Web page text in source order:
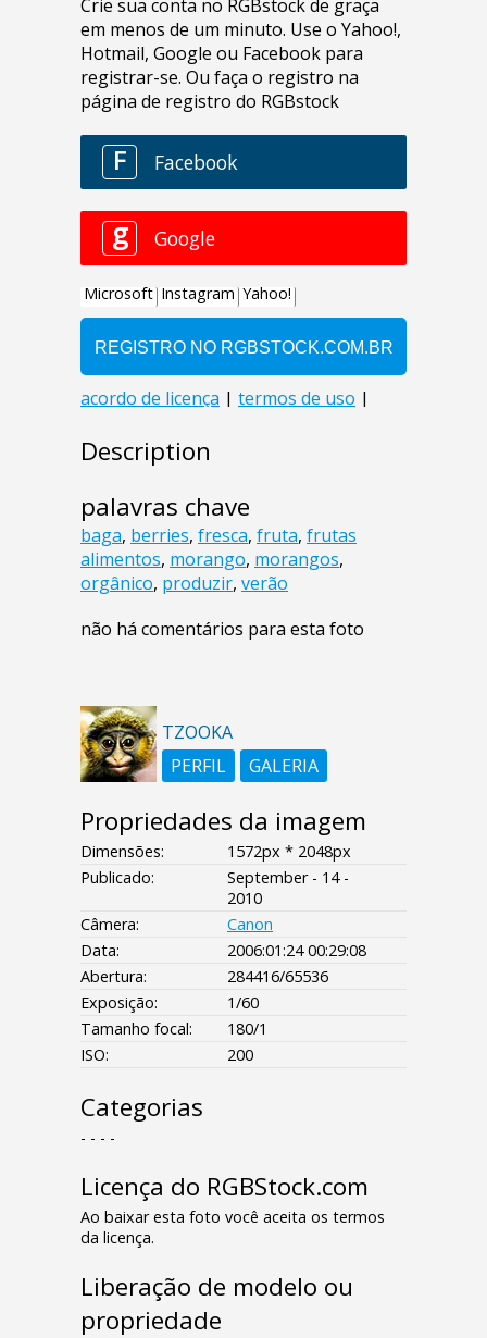
Description
palavras chave
baga, berries, fresca, fruta, frutas
alimentos, morango, morangos,
orgânico, produzir, verão
não há comentários para esta foto
TZOOKA
PERFIL
GALERIA
Propriedades da imagem
Dimensões:
1572px * 2048px
Publicado:
September - 14 -
2010
Câmera:
Canon
Data:
2006:01:24 00:29:08
Abertura:
284416/65536
Exposição:
1/60
Tamanho focal:
180/1
ISO:
200
Categorias
- - - -
Licença do RGBStock.com
Ao baixar esta foto você aceita os termos
da licença.
Liberação de modelo ou
propriedade